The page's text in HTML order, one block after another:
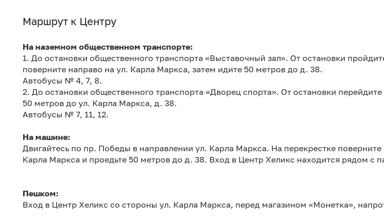
Маршрут к Центру
На наземном общественном транспорте:
1. До остановки общественного транспорта «Выставочный зал». От остановки
поверните направо на ул. Карла Маркса, затем идите 50 метров до д. 38.
Автобусы № 4, 7, 8.
2. До остановки общественного транспорта «Дворец спорта». От остановки
50 метров до ул. Карла Маркса, д. 38.
Автобусы № 7, 11, 12.
На машине:
Двигайтесь по пр. Победы в направлении ул. Карла Маркса. На перекрестке поверните
Карла Маркса и проедьте 50 метров до д. 38. Вход в Центр Хеликс находится рядом с
Пешком:
Вход в Центр Хеликс со стороны ул. Карла Маркса, перед магазином «Монетка»,